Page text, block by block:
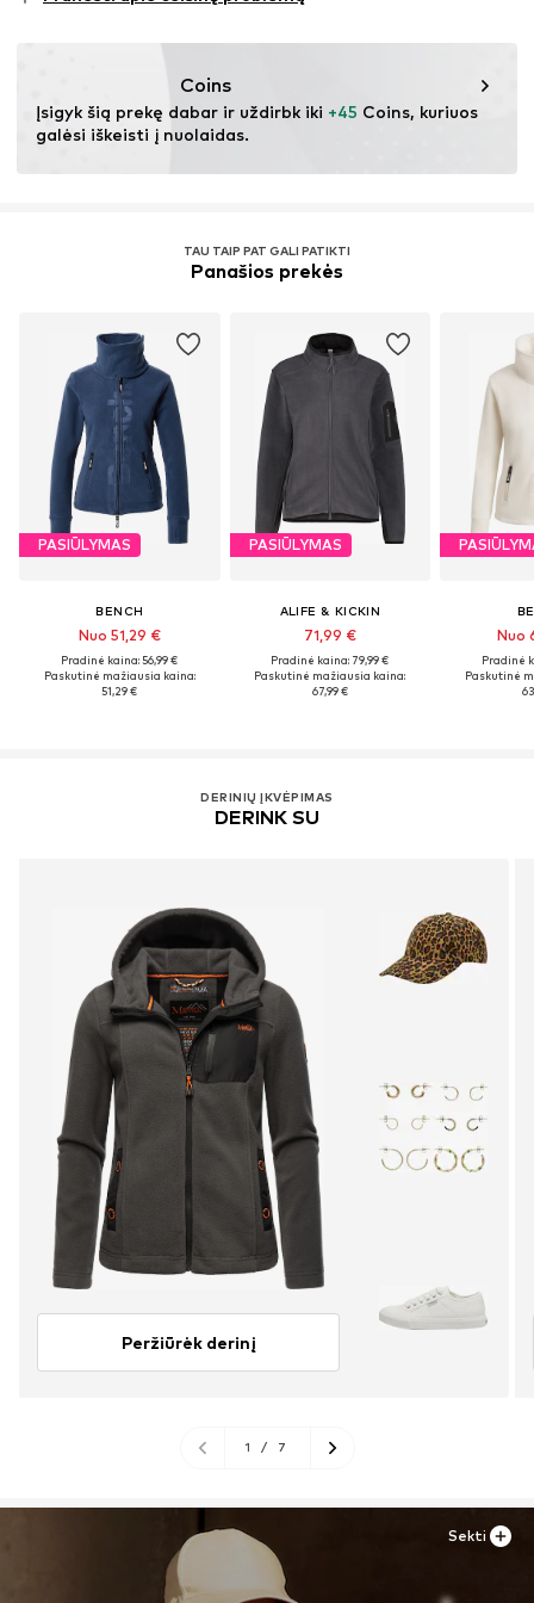
Coins
Įsigyk šią prekę dabar ir uždirbk iki +45 Coins, kuriuos
galėsi iškeisti į nuolaidas.
TAU TAIP PAT GALI PATIKTI
Panašios prekės
PASIŪLYMAS
BENCH
Nuo 51,29 €
Pradinė kaina: 56,99 €
Paskutinė mažiausia kaina:
51,29 €
PASIŪLYMAS
ALIFE & KICKIN
71,99 €
Pradinė kaina: 79,99 €
Paskutinė mažiausia kaina:
67,99 €
Nuo
Pradinė
Paskutinė
DERINIŲ ĮKVĖPIMAS
DERINK SU
Peržiūrėk derinį
1 / 7
Sekti